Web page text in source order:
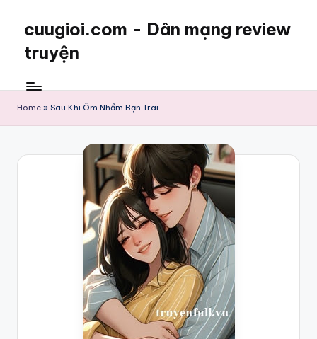
cuugioi.com - Dân mạng review
truyện
Home » Sau Khi Ôm Nhầm Bạn Trai